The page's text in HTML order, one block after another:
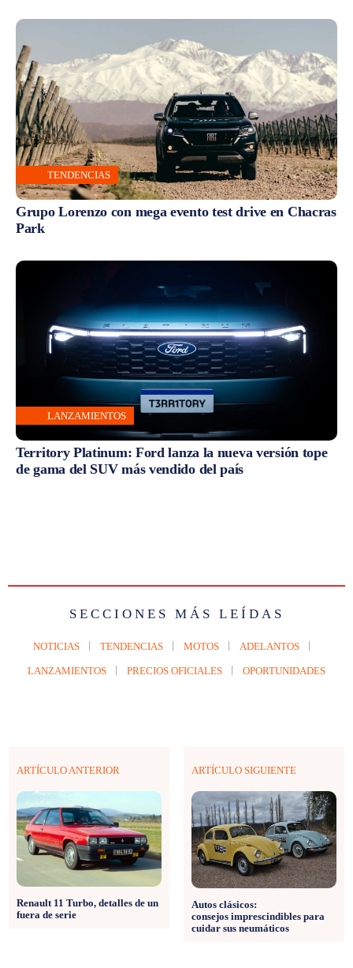
TENDENCIAS
Grupo Lorenzo con mega evento test drive en Chacras
Park
LANZAMIENTOS
Territory Platinum: Ford lanza la nueva versión tope
de gama del SUV más vendido del país
SECCIONES MÁS LEÍDAS
NOTICIAS TENDENCIAS MOTOS ADELANTOS
LANZAMIENTOS PRECIOS OFICIALES OPORTUNIDADES
ARTÍCULO ANTERIOR
Renault 11 Turbo, detalles de un
fuera de serie
ARTÍCULO SIGUIENTE
Autos clásicos:
consejos imprescindibles para
cuidar sus neumáticos